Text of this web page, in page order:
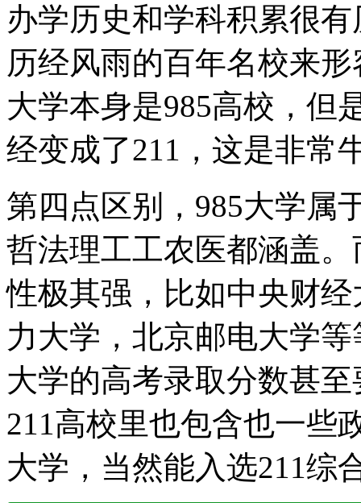
办学历史和学科积累很
历经风雨的百年名校来
大学本身是985高校，但
经变成了211，这是非常
第四点区别，985大学属
哲法理工工农医都涵盖
性极其强，比如中央财
力大学，北京邮电大学
大学的高考录取分数甚
211高校里也包含也一些
大学，当然能入选211综